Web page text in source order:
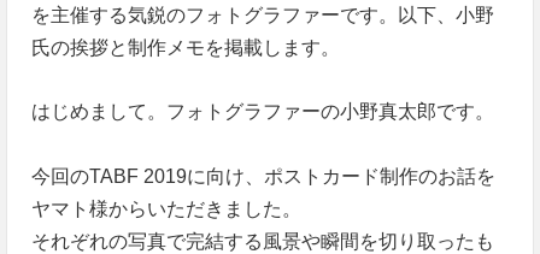
を主催する気鋭のフォトグラファーです。以下、小野
氏の挨拶と制作メモを掲載します。
はじめまして。フォトグラファーの小野真太郎です。
今回のTABF 2019に向け、ポストカード制作のお話を
ヤマト様からいただきました。
それぞれの写真で完結する風景や瞬間を切り取ったも